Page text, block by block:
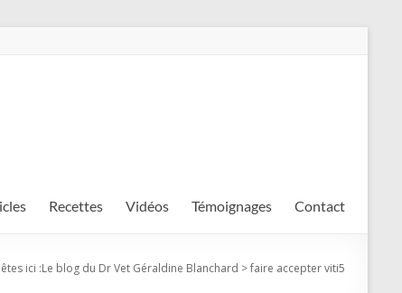
Recettes Vidéos Témoignages Contact
ici :Le blog du Dr Vet Géraldine Blanchard >faire accepter viti5